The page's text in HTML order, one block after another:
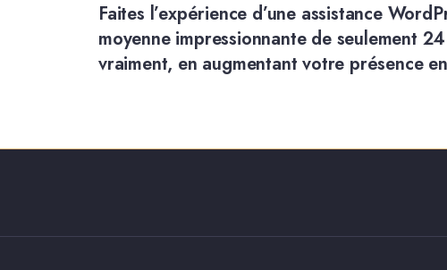
Faites l’expérience d’une assistance
moyenne impressionnante de seulement
vraiment, en augmentant votre présence